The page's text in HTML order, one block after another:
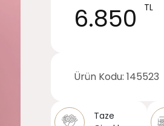
6.850 TL
Ürün Kodu: 145523
Taze